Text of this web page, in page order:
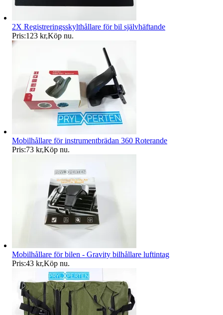
2X Registreringsskylthållare för bil självhäftande
Pris:123 kr,Köp nu.
Mobilhållare för instrumentbrädan 360 Roterande
Pris:73 kr,Köp nu.
Mobilhållare för bilen - Gravity bilhållare luftintag
Pris:43 kr,Köp nu.